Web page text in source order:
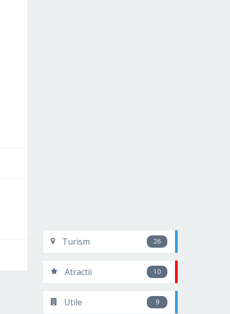
Turism 26
Atractii 10
Utile 9